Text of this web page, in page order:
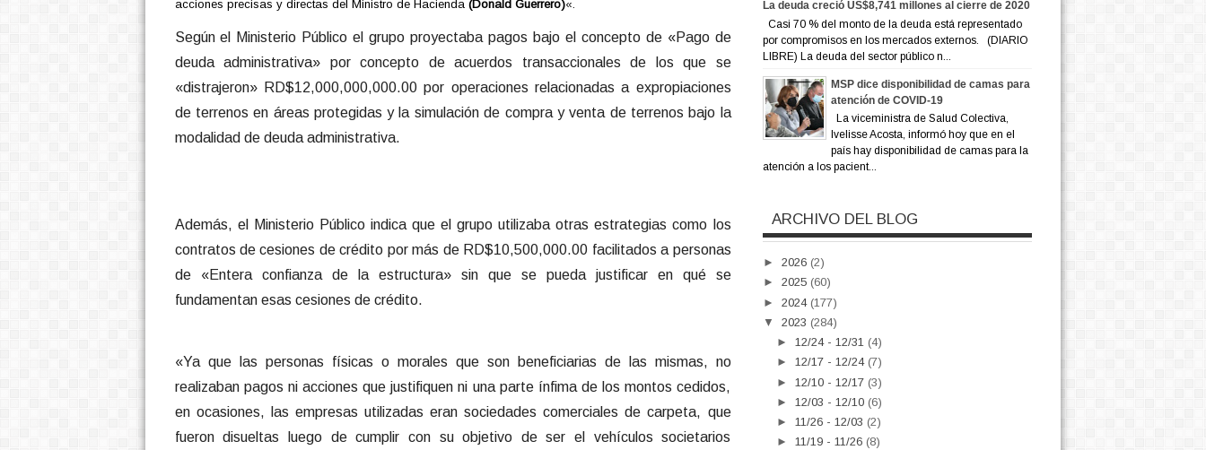
acciones precisas y directas del Ministro de Hacienda(Donald Guerrero)«.
Según el Ministerio Público el grupo proyectaba pagos bajo el concepto de «Pago de
deuda administrativa» por concepto de acuerdos transaccionales de los que se
«distrajeron» RD$12,000,000,000.00 por operaciones relacionadas a expropiaciones
de terrenos en áreas protegidas y la simulación de compra y venta de terrenos bajo la
modalidad de deuda administrativa.
Además, el Ministerio Público indica que el grupo utilizaba otras estrategias como los
contratos de cesiones de crédito por más de RD$10,500,000.00 facilitados a personas
de «Entera confianza de la estructura» sin que se pueda justificar en qué se
fundamentan esas cesiones de crédito.
«Ya que las personas físicas o morales que son beneficiarias de las mismas, no
realizaban pagos ni acciones que justifiquen ni una parte ínfima de los montos cedidos,
en ocasiones, las empresas utilizadas eran sociedades comerciales de carpeta, que
fueron disueltas luego de cumplir con su objetivo de ser el vehículos societarios
La deuda creció US$8,741 millones al cierre de 2020
Casi 70 % del monto de la deuda está representado
por compromisos en los mercados externos. (DIARIO
LIBRE) La deuda del sector público n...
MSP dice disponibilidad de camas para
atención de COVID-19
La viceministra de Salud Colectiva,
Ivelisse Acosta, informó hoy que en el
país hay disponibilidad de camas para la
atención a los pacient...
ARCHIVO DEL BLOG
► 2026 (2)
► 2025 (60)
► 2024 (177)
▼ 2023 (284)
►12/24 - 12/31 (4)
►12/17 - 12/24 (7)
► 12/10 - 12/17 (3)
► 12/03 - 12/10 (6)
►11/26 - 12/03 (2)
►11/19 - 11/26 (8)